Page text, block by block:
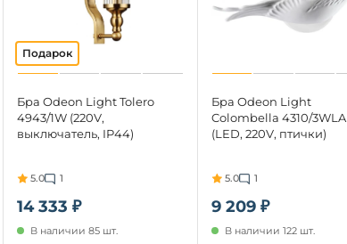
14 333 ₽
Бра Odeon Light Tolero
4943/1W (220V,
выключатель, IP44)
5.0 1
В наличии 85 шт.
9 209 ₽
Бра Odeon Light
Colombella 4310/3WLA
(LED, 220V, птички)
5.0 1
В наличии 122 шт.